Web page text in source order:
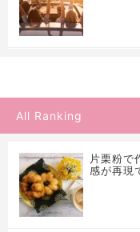
All Ranking
片栗粉で
感が再現